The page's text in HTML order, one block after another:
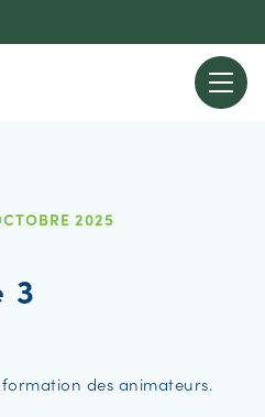
2025
3
des animateurs.